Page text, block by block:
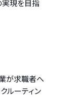
実現を目指
が求職者へ
ルーティン